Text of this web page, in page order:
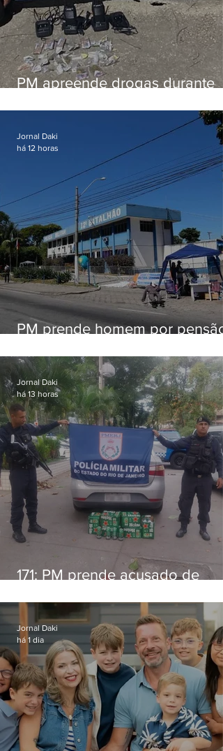
PM apreende drogas durante
PM prende homem por pensão
Jornal Daki
há 12 horas
171: PM prende acusado de
Niterói
Jornal Daki
há 13 horas
Jornal Daki
há 1 dia